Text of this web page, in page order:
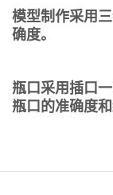
模型制作采用
确度。
瓶口采用插口
瓶口的准确度和